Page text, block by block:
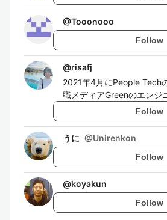
@Tooonooo
Follow
@risafj
2021年4月にPeople Tech
職メディアGreenのエンジ
Follow
うに @Unirenkon
Follow
@koyakun
Follow